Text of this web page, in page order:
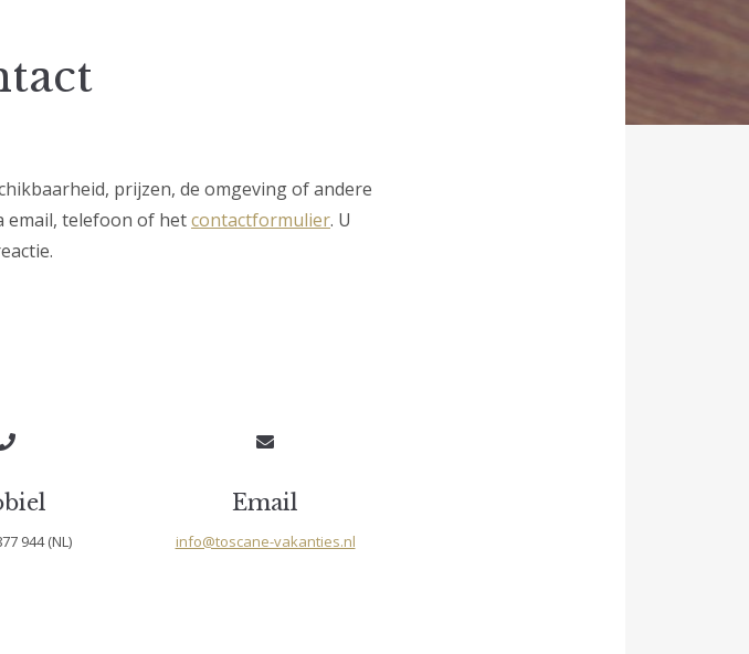
prijzen, de omgeving of andere
email, telefoon of hetcontactformulier. U
944 (NL)
Email
info@toscane-vakanties.nl